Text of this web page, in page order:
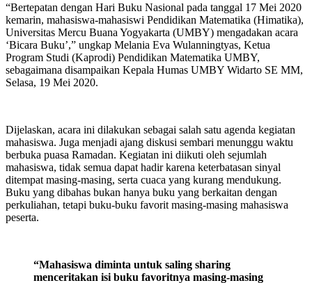
“Bertepatan dengan Hari Buku Nasional pada tanggal 17 Mei 2020
kemarin, mahasiswa-mahasiswi Pendidikan Matematika (Himatika),
Universitas Mercu Buana Yogyakarta (UMBY) mengadakan acara
‘Bicara Buku’,” ungkap Melania Eva Wulanningtyas, Ketua
Program Studi (Kaprodi) Pendidikan Matematika UMBY,
sebagaimana disampaikan Kepala Humas UMBY Widarto SE MM,
Selasa, 19 Mei 2020.
Dijelaskan, acara ini dilakukan sebagai salah satu agenda kegiatan
mahasiswa. Juga menjadi ajang diskusi sembari menunggu waktu
berbuka puasa Ramadan. Kegiatan ini diikuti oleh sejumlah
mahasiswa, tidak semua dapat hadir karena keterbatasan sinyal
ditempat masing-masing, serta cuaca yang kurang mendukung.
Buku yang dibahas bukan hanya buku yang berkaitan dengan
perkuliahan, tetapi buku-buku favorit masing-masing mahasiswa
peserta.
“Mahasiswa diminta untuk saling sharing
menceritakan isi buku favoritnya masing-masing